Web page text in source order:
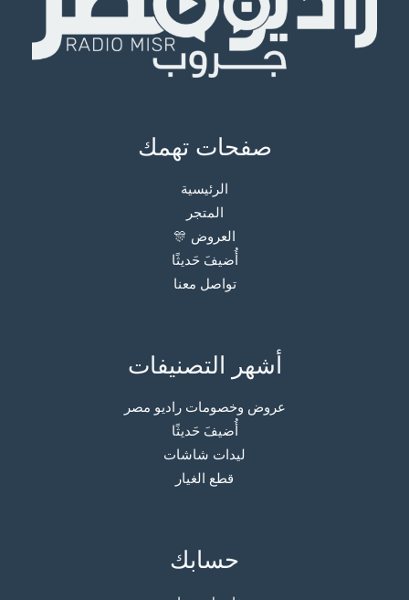
صفحات تهمك
الرئيسية
المتجر
العروض 🎊
أُضيفَ حَديثًا
تواصل معنا
أشهر التصنيفات
عروض وخصومات راديو مصر
أُضيفَ حَديثًا
ليدات شاشات
قطع الغيار
حسابك